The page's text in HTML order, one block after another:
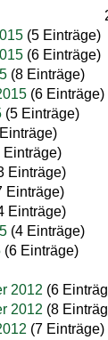
(5 Einträge)
(6 Einträge)
(8 Einträge)
(6 Einträge)
(5 Einträge)
Einträge)
Einträge)
Einträge)
Einträge)
(4 Einträge)
(6 Einträge)
2012 (6
2012 (8
(7 Einträge)